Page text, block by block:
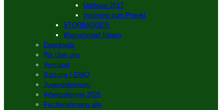
Umfrage 2017
Interview zum Projekt
STÖRBAGGER
Wasservögel füttern
Downloads
Wir über uns
Vorstand
Satzung / GWO
Jugendabteilung
Arbeitsdienste 2026
Fischerlehrgang allg